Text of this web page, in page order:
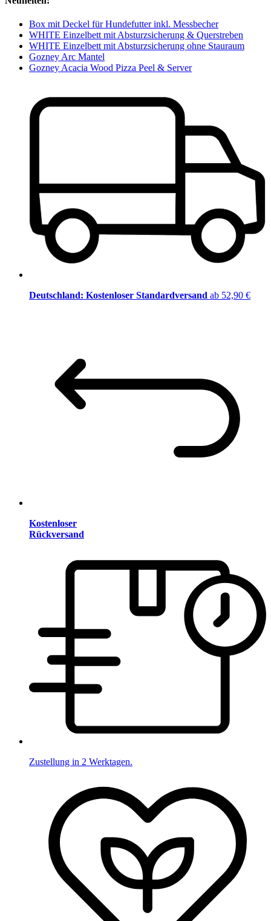
Box mit Deckel für Hundefutter inkl. Messbecher
WHITE Einzelbett mit Absturzsicherung & Querstreben
WHITE Einzelbett mit Absturzsicherung ohne Stauraum
Gozney Arc Mantel
Gozney Acacia Wood Pizza Peel & Server
Deutschland: Kostenloser Standardversand ab 52,90 €
Kostenloser
Rückversand
Zustellung in 2 Werktagen.